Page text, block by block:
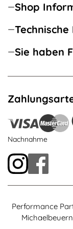
Shop
Sie haben
Nachnahme
Performance